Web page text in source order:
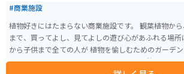
#商業施設
植物好きにはたまらない商業施設です。 観葉植物か
まで、買ってよし、見てよしの遊び心があふれる場
から子供まで全ての人が 植物を愉しむためのガーデ
野菜が楽しめるカフェスペースもあり、休憩スポッ